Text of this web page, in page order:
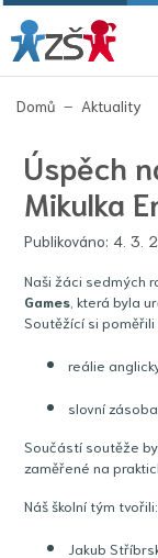
Domů Aktuality
Úspěch
Mikulka
Publikováno: 4. 3.
Naši žáci sedmých
Games , která byla
Soutěžící si
reálie
slovní
Součástí soutěže
zaměřené na
Náš školní tým tvořili:
Jakub